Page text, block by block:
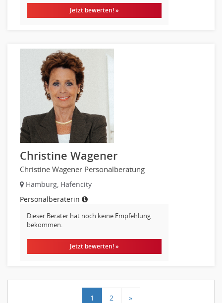
Jetzt bewerten! »
Christine Wagener
Christine Wagener Personalberatung
Hamburg, Hafencity
Personalberaterin
Dieser Berater hat noch keine Empfehlung
bekommen.
Jetzt bewerten! »
1 2 »